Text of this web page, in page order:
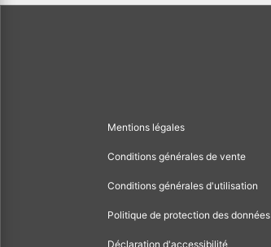
Mentions légales
Conditions générales de vente
Conditions générales d'utilisation
Politique de protection des données
Déclaration d'accessibilité